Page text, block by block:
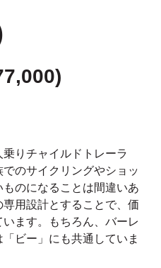
)
りチャイルドトレーラ
のサイクリングやショッ
のになることは間違いあ
用設計とすることで、価
ます。もちろん、バーレ
ビー」にも共通していま